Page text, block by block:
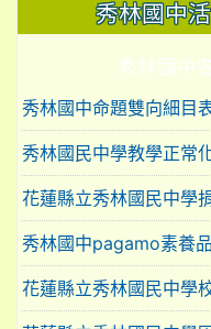
秀林國中
秀林國中
秀林國中命題雙向細目
秀林國民中學教學正常
花蓮縣立秀林國民中學
秀林國中pagamo素養
花蓮縣立秀林國民中學